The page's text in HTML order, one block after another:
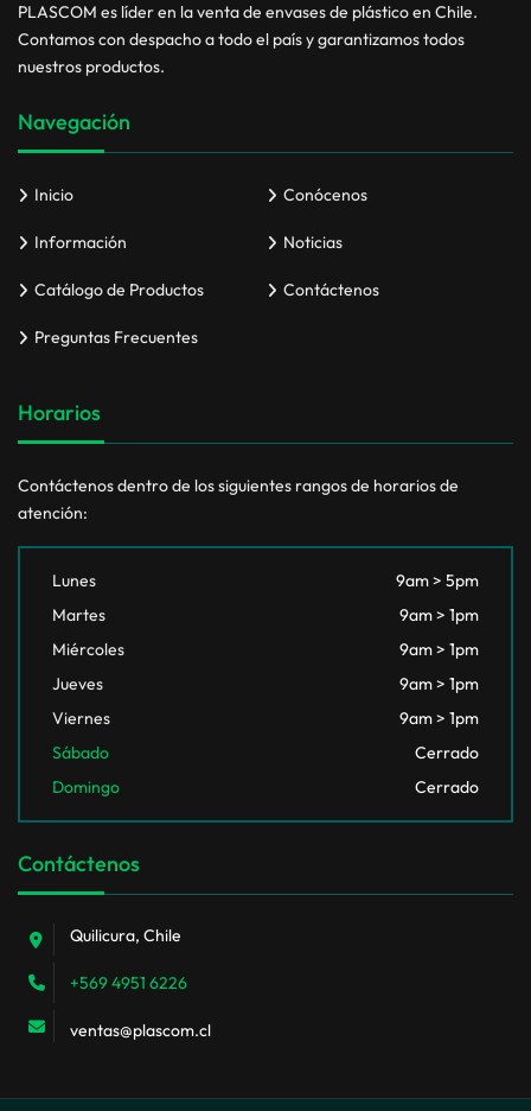
PLASCOM es líder en la venta de envases de plástico en Chile.
Contamos con despacho a todo el país y garantizamos todos
nuestros productos.
Navegación
Inicio Conócenos
Información Noticias
Catálogo de Productos Contáctenos
Preguntas Frecuentes
Horarios
Contáctenos dentro de los siguientes rangos de horarios de
atención:
Lunes
9am > 5pm
Martes
9am > 1pm
Miércoles
9am > 1pm
Jueves
9am > 1pm
Viernes
9am > 1pm
Sábado
Cerrado
Domingo
Cerrado
Contáctenos
Quilicura, Chile
+569 4951 6226
ventas@plascom.cl